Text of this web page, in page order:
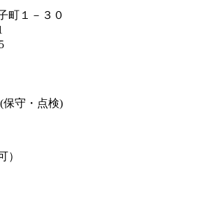
町１－３０
保守・点検)
）